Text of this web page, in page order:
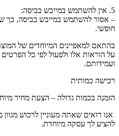
5. אין להשתמש במייבש כביסה:
– אסור להשתמש במייבש כביסה, כך
חופשי.
בהתאם למאפיינים המיוחדים של
על הוראות אלו ולפעול לפי כל
ועמידותם.
רכישה כמותית
הזמנה בכמות גדולה – הצעת מחיר
אנו רואים שאתה מעוניין לרכוש מגוון
להציע לך עסקה מיוחדת.